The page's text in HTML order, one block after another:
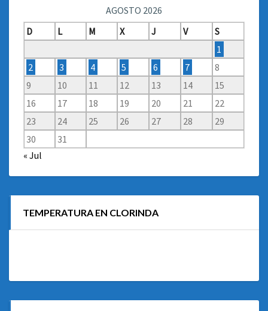
AGOSTO 2026
D
L M X J V
S
1
2
3 4 5 6 7
8
9
10 11 12 13 14
15
16
17 18 19 20 21
22
23
24 25 26 27 28
29
30
31
« Jul
TEMPERATURA EN CLORINDA